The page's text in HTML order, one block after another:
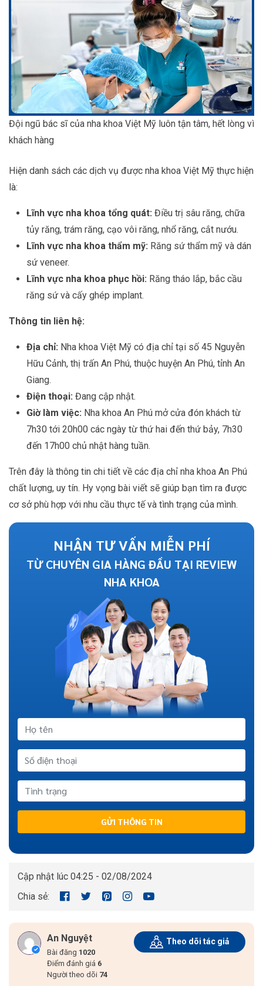
Đội ngũ bác sĩ của nha khoa Việt Mỹ luôn tận tâm, hết lòng vì
khách hàng
Hiện danh sách các dịch vụ được nha khoa Việt Mỹ thực hiện
là:
Lĩnh vực nha khoa tổng quát: Điều trị sâu răng, chữa
tủy răng, trám răng, cạo vôi răng, nhổ răng, cắt nướu.
Lĩnh vực nha khoa thẩm mỹ: Răng sứ thẩm mỹ và dán
sứ veneer.
Lĩnh vực nha khoa phục hồi: Răng tháo lắp, bắc cầu
răng sứ và cấy ghép implant.
Thông tin liên hệ:
Địa chỉ: Nha khoa Việt Mỹ có địa chỉ tại số 45 Nguyễn
Hữu Cảnh, thị trấn An Phú, thuộc huyện An Phú, tỉnh An
Giang.
Điện thoại: Đang cập nhật.
Giờ làm việc: Nha khoa An Phú mở cửa đón khách từ
7h30 tới 20h00 các ngày từ thứ hai đến thứ bảy, 7h30
đến 17h00 chủ nhật hàng tuần.
Trên đây là thông tin chi tiết về các địa chỉ nha khoa An Phú
chất lượng, uy tín. Hy vọng bài viết sẽ giúp bạn tìm ra được
cơ sở phù hợp với nhu cầu thực tế và tình trạng của mình.
NHẬN TƯ VẤN MIỄN PHÍ
TỪ CHUYÊN GIA HÀNG ĐẦU TẠI REVIEW
NHA KHOA
GỬI THÔNG TIN
Cập nhật lúc 04:25 - 02/08/2024
Chia sẻ:
An Nguyệt
Bài đăng 1020
Điểm đánh giá 6
Người theo dõi 74
Theo dõi tác giả